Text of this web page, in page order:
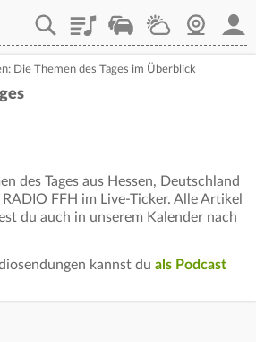
PlaylistStaupilotWetterWebcam
Die Themen des Tages im Überblick
des Tages aus Hessen, Deutschland
FFH im Live-Ticker. Alle Artikel
du auch in unserem Kalender nach
kannst du als Podcast